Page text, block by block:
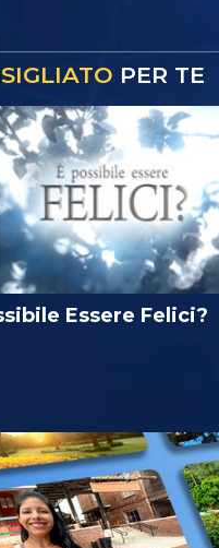
PER TE
Essere Felici?